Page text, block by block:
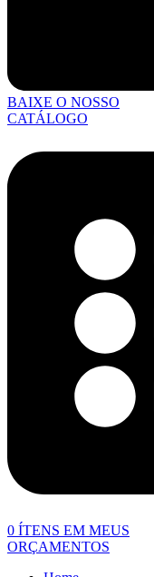
BAIXE O NOSSO
CATÁLOGO
0 ÍTENS EM MEUS
ORÇAMENTOS